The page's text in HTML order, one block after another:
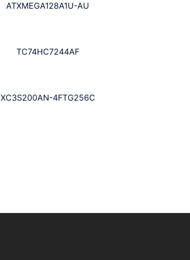
ATXMEGA128A1U-AU
TC74HC7244AF
XC3S200AN-4FTG256C